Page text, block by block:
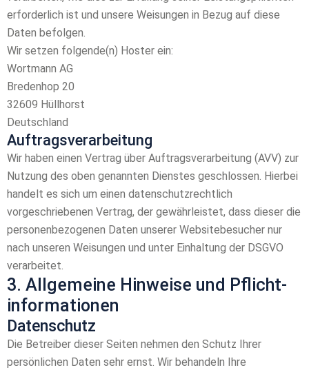
erforderlich ist und unsere Weisungen in Bezug auf diese
Daten befolgen.
Wir setzen folgende(n) Hoster ein:
Wortmann AG
Bredenhop 20
32609 Hüllhorst
Deutschland
Auftragsverarbeitung
Wir haben einen Vertrag über Auftragsverarbeitung (AVV) zur
Nutzung des oben genannten Dienstes geschlossen. Hierbei
handelt es sich um einen datenschutzrechtlich
vorgeschriebenen Vertrag, der gewährleistet, dass dieser die
personenbezogenen Daten unserer Websitebesucher nur
nach unseren Weisungen und unter Einhaltung der DSGVO
verarbeitet.
3. Allgemeine Hinweise und Pflicht­
informationen
Datenschutz
Die Betreiber dieser Seiten nehmen den Schutz Ihrer
persönlichen Daten sehr ernst. Wir behandeln Ihre